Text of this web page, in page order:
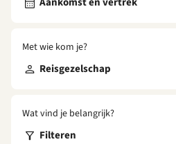
Met wie kom je?
Reisgezelschap
Wat vind je belangrijk?
Filteren